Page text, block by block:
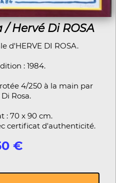
Hervé Di ROSA
d'HERVE DI ROSA.
: 1984.
4/250 à la main par
Rosa.
: 70 x 90 cm.
certificat d'authenticité.
€